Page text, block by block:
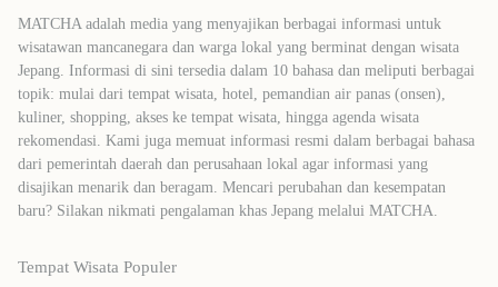
MATCHA adalah media yang menyajikan berbagai informasi untuk
wisatawan mancanegara dan warga lokal yang berminat dengan wisata
Jepang. Informasi di sini tersedia dalam 10 bahasa dan meliputi berbagai
topik: mulai dari tempat wisata, hotel, pemandian air panas (onsen),
kuliner, shopping, akses ke tempat wisata, hingga agenda wisata
rekomendasi. Kami juga memuat informasi resmi dalam berbagai bahasa
dari pemerintah daerah dan perusahaan lokal agar informasi yang
disajikan menarik dan beragam. Mencari perubahan dan kesempatan
baru? Silakan nikmati pengalaman khas Jepang melalui MATCHA.
Tempat Wisata Populer